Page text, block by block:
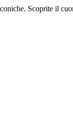
Scoprite il